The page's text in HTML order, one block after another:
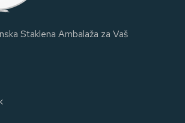
Staklena Ambalaža za Vaš